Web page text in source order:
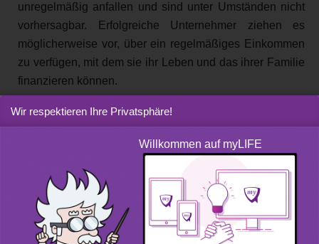
unregelmäßig anfallen und sind unter Umständen nicht
vorhersagbar. Erfolgreiche Unternehmer ziehen es
möglicherweise vor, über ein regelmäßiges Einkommen
zu verfügen, mit dem sie ihr Leben und das ihrer Familie
finanzieren können.
Schrittweise vorgehen
Es ist jedoch schwierig, sich von einem Unternehmen zu
trennen, das viele Jahre lang zu Ihrem Leben gehört hat.
Natürlich muss man nicht alles auf einmal tun. Die
Eigentümer können einen Teil des Eigenkapitals
verkaufen, aber einen Anteil behalten, den sie im Laufe
Wir respektieren Ihre Privatsphäre!
Willkommen auf myLIFE